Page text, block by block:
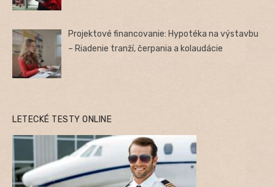
Projektové financovanie: Hypotéka na výstavbu
– Riadenie tranží, čerpania a kolaudácie
LETECKÉ TESTY ONLINE